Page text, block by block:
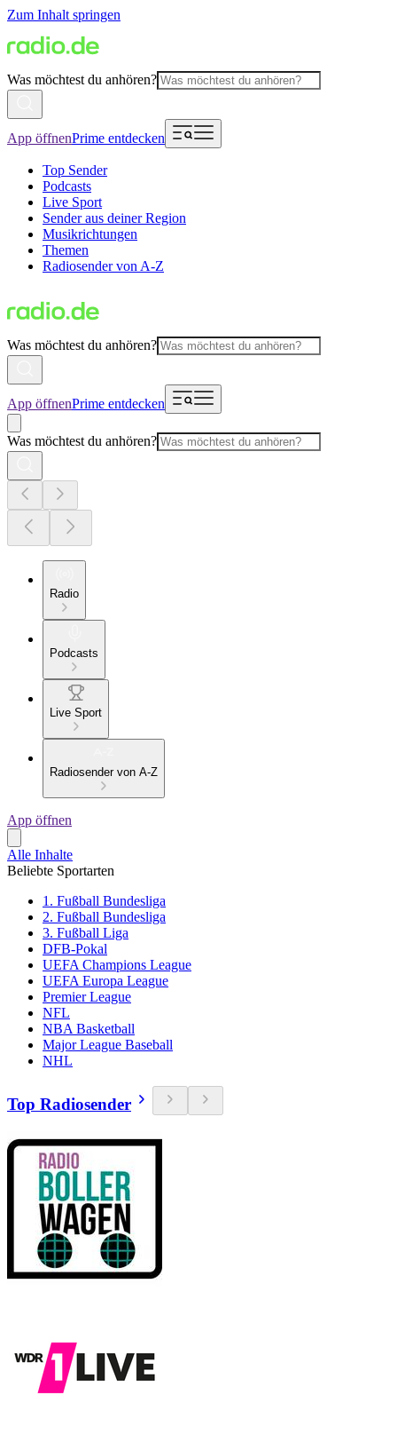
Zum Inhalt springen
Was möchtest du anhören?
App öffnenPrime entdecken
Top Sender
Podcasts
Live Sport
Sender aus deiner Region
Musikrichtungen
Themen
Radiosender von A-Z
Was möchtest du anhören?
App öffnenPrime entdecken
Was möchtest du anhören?
Radio
Podcasts
Live Sport
Radiosender von A-Z
App öffnen
Alle Inhalte
Beliebte Sportarten
1. Fußball Bundesliga
2. Fußball Bundesliga
3. Fußball Liga
DFB-Pokal
UEFA Champions League
UEFA Europa League
Premier League
NFL
NBA Basketball
Major League Baseball
NHL
Top Radiosender